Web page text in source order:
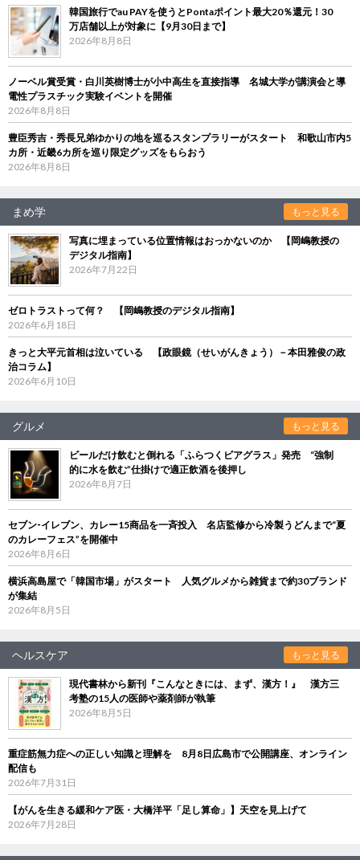
韓国旅行でau PAYを使うとPontaポイント最大20％還元！30
万店舗以上が対象に【9月30日まで】
2026年8月8日
ノーベル賞受賞・白川英樹博士が小中高生を直接指導 名城大学が講演会と導
電性プラスチック実験イベントを開催
2026年8月8日
豊臣秀吉・秀長兄弟ゆかりの地を巡るスタンプラリーがスタート 和歌山市内5
カ所・近畿6カ所を巡り限定グッズをもらおう
2026年8月8日
まめ学 もっと見る
写真に埋まっている位置情報はおっかないのか 【岡嶋教授の
デジタル指南】
2026年7月22日
ゼロトラストって何？ 【岡嶋教授のデジタル指南】
2026年6月18日
きっと大平元首相は泣いている 【政眼鏡（せいがんきょう）－本田雅俊の政
治コラム】
2026年6月10日
グルメ もっと見る
ビールだけ飲むと倒れる「ふらつくビアグラス」発売 “強制
的に水を飲む”仕掛けで適正飲酒を後押し
2026年8月7日
セブン‐イレブン、カレー15商品を一斉投入 名店監修から冷製うどんまで“夏
のカレーフェス”を開催中
2026年8月6日
横浜高島屋で「韓国市場」がスタート 人気グルメから雑貨まで約30ブランド
が集結
2026年8月5日
ヘルスケア もっと見る
現代書林から新刊『こんなときには、まず、漢方！』 漢方三
考塾の15人の医師や薬剤師が執筆
2026年8月5日
重症筋無力症への正しい知識と理解を 8月8日広島市で公開講座、オンライン
配信も
2026年7月31日
【がんを生きる緩和ケア医・大橋洋平「足し算命」】天空を見上げて
2026年7月28日